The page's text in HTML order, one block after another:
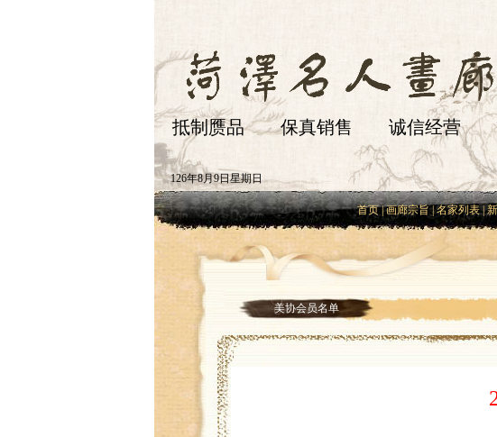
抵制赝品 保真销售 诚信经营
126年8月9日星期日
首页 | 画廊宗旨 名家列表 |
美协会员名单